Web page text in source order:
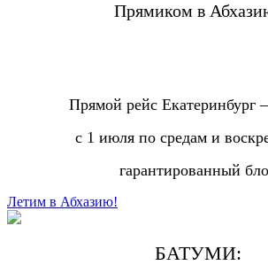
Прямиком в
Прямой рейс
с 1 июля по средам и
гарантированный
Летим в Абхазию!
БАТУМИ: